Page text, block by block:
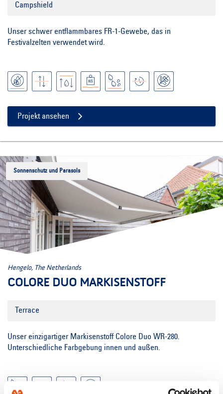
Campshield
Unser schwer entflammbares FR-1-Gewebe, das in
Festivalzelten verwendet wird.
Projekt ansehen
Sonnenschutz und Parasols
Hengelo, The Netherlands
COLORE DUO MARKISENSTOFF
Terrace
Unser einzigartiger Markisenstoff Colore Duo WR-280.
Unterschiedliche Farbgebung innen und außen.